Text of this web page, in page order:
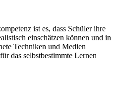
ist es, dass Schüler ihre
einschätzen können und in
Techniken und Medien
das selbstbestimmte Lernen